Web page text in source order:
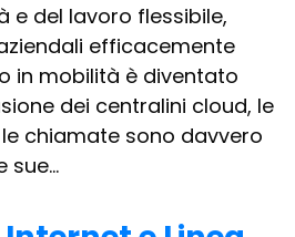
e del lavoro flessibile,
efficacemente
in mobilità è diventato
dei centralini cloud, le
chiamate sono davvero
sue...